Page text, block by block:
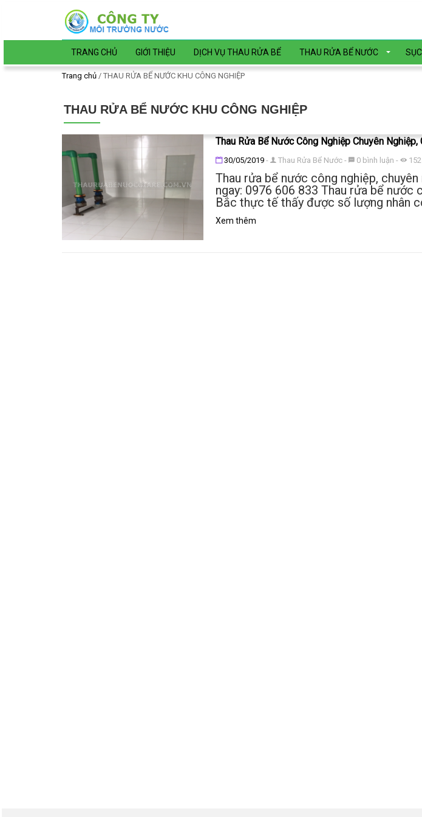
Đến nội dung chính
TRANG CHỦ GIỚI THIỆU DỊCH VỤ THAU RỬA BỂ THAU RỬA BỂ NƯỚC
Trang chủ / THAU RỬA BỂ NƯỚC KHU CÔNG NGHIỆP
THAU RỬA BỂ NƯỚC KHU CÔNG NGHIỆP
Thau Rửa Bể Nước Công Nghiệp Chuyên Nghiệp,
Đăng ngày
30/05/2019 - Thau Rửa Bể Nước - 0 bình luận -
Thau rửa bể nước công nghiệp, chuyên
ngay: 0976 606 833 Thau rửa bể nước
Bắc thực tế thấy được số lượng nhân
Xem thêm